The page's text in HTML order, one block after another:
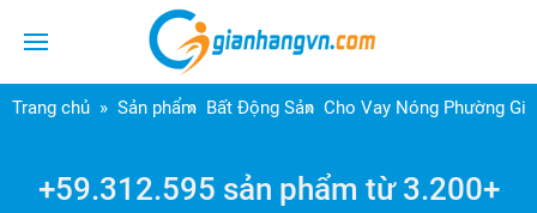
Trang chủ Sản phẩm Bất Động Sản Cho Vay Nóng Phường
+59.312.595 sản phẩm từ 3.200+